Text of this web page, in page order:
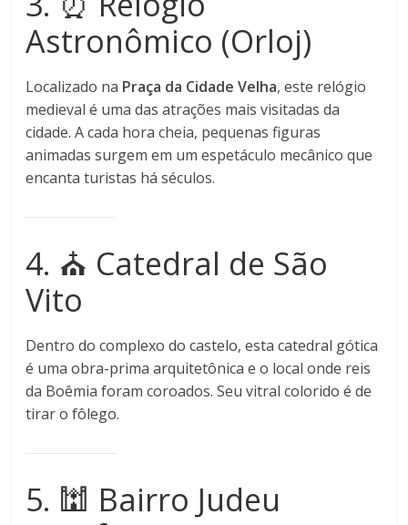
Astronômico (Orloj)
Localizado na Praça da Cidade Velha, este relógio
medieval é uma das atrações mais visitadas da
cidade. A cada hora cheia, pequenas figuras
animadas surgem em um espetáculo mecânico que
encanta turistas há séculos.
4. ⛪ Catedral de São
Vito
Dentro do complexo do castelo, esta catedral gótica
é uma obra-prima arquitetônica e o local onde reis
da Boêmia foram coroados. Seu vitral colorido é de
tirar o fôlego.
5. 🕍 Bairro Judeu